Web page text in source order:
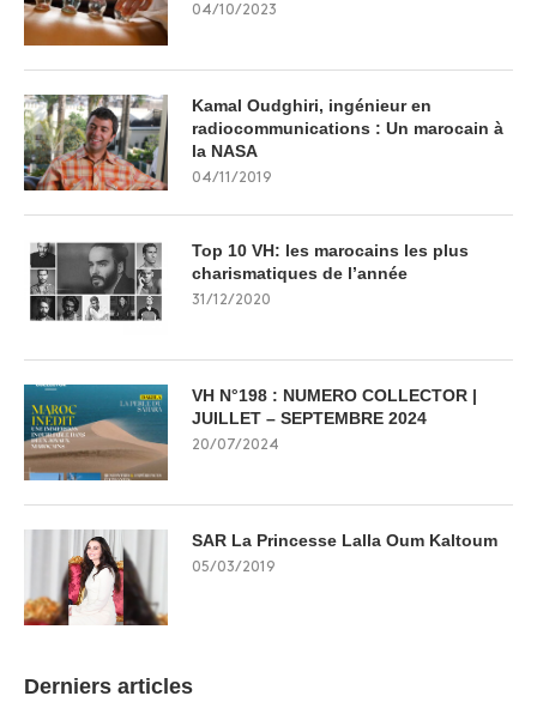
04/10/2023
Kamal Oudghiri, ingénieur en
radiocommunications : Un marocain à
la NASA
04/11/2019
Top 10 VH: les marocains les plus
charismatiques de l’année
31/12/2020
VH N°198 : NUMERO COLLECTOR |
JUILLET – SEPTEMBRE 2024
20/07/2024
SAR La Princesse Lalla Oum Kaltoum
05/03/2019
Derniers articles